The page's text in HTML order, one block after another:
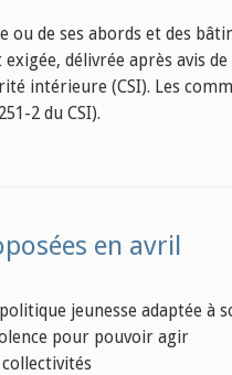
ou de ses abords et des
délivrée après avis
intérieure (CSI). Les
2 du CSI).
en avril
jeunesse adaptée à
pour pouvoir agir
collectivités